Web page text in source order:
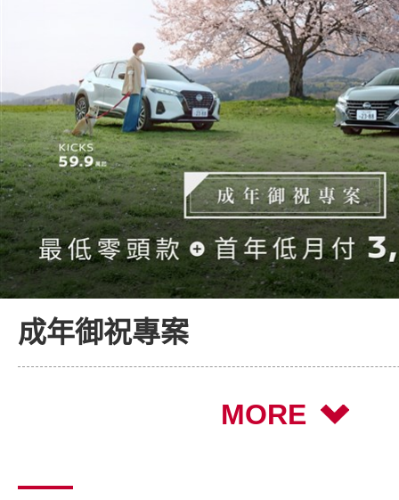
成年御祝專案
MORE